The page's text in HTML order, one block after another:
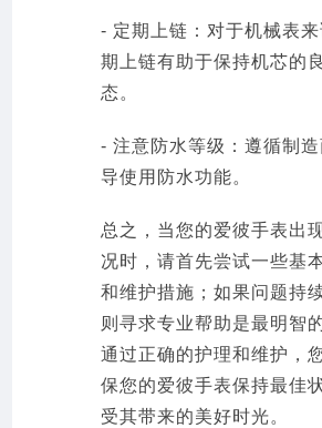
- 定期上链：对于机械表来
期上链有助于保持机芯的
态。
- 注意防水等级：遵循制造
导使用防水功能。
总之，当您的爱彼手表出
况时，请首先尝试一些基
和维护措施；如果问题持
则寻求专业帮助是最明智
通过正确的护理和维护，
保您的爱彼手表保持最佳
受其带来的美好时光。